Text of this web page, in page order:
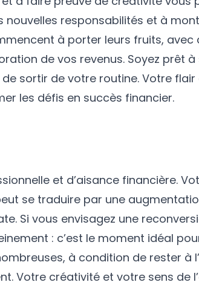
responsabilités et à
à porter leurs fruits, avec
de vos revenus. Soyez prêt à
sortir de votre routine. Votre
les défis en succès financier.
et d’aisance financière.
se traduire par une
Si vous envisagez une
: c’est le moment idéal
à condition de rester à
Votre créativité et votre sens de